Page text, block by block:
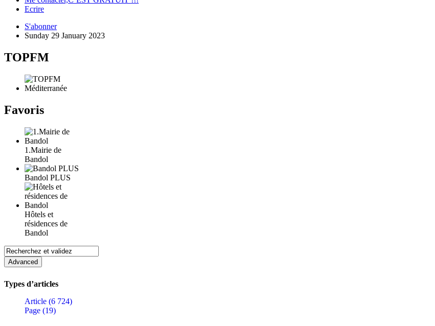
Ecrire
S'abonner
Sunday 29 January 2023
TOPFM
Favoris
1.Mairie de
Bandol
Bandol PLUS
Hôtels et
résidences de
Bandol
Types d’articles
Article (6 724)
Page (19)